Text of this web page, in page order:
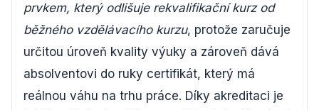
prvkem, který odlišuje rekvalifikační kurz od
běžného vzdělávacího kurzu, protože zaručuje
určitou úroveň kvality výuky a zároveň dává
absolventovi do ruky certifikát, který má
reálnou váhu na trhu práce. Díky akreditaci je